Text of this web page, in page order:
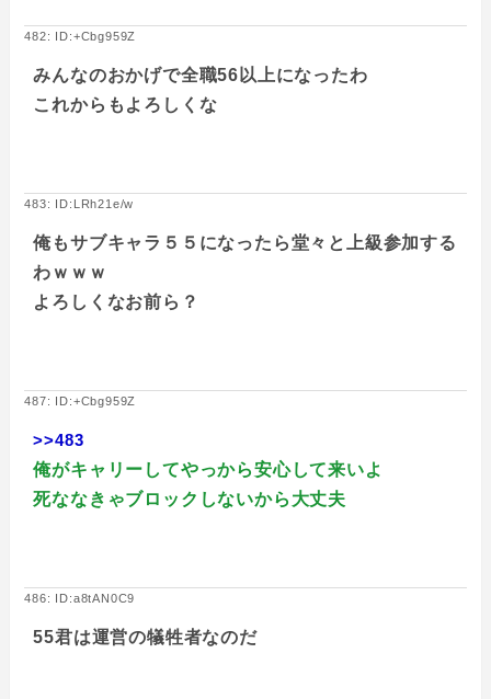
482: ID:+Cbg959Z
みんなのおかげで全職56以上になったわ
これからもよろしくな
483: ID:LRh21e/w
俺もサブキャラ５５になったら堂々と上級参加する
わｗｗｗ
よろしくなお前ら？
487: ID:+Cbg959Z
>>483
俺がキャリーしてやっから安心して来いよ
死ななきゃブロックしないから大丈夫
486: ID:a8tAN0C9
55君は運営の犠牲者なのだ